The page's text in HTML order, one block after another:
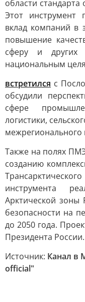
области
Этот инструмент
вклад компаний в
повышение
сферу и других
национальным
встретился с
обсудили
сфере
логистики,
межрегионального
Также на полях
созданию
инструмента
Арктической
безопасности на
до 2050 года.
Президента России.
Источник: Канал в
official"